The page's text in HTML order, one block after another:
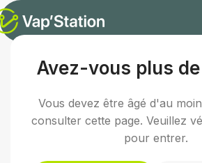
Avez-vous plus de
Vous devez être âgé d'au
consulter cette page. Veuillez
pour entrer.
Accueil /E-liquides/E-liquide classic